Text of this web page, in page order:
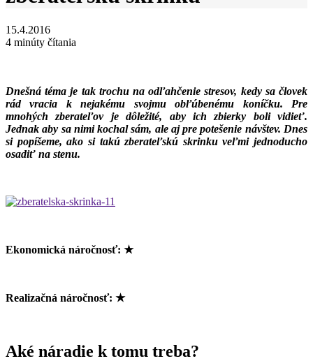
15.4.2016
4 minúty čítania
Dnešná téma je tak trochu na odľahčenie stresov, kedy sa človek
rád vracia k nejakému svojmu obľúbenému koníčku. Pre
mnohých zberateľov je dôležité, aby ich zbierky boli vidieť.
Jednak aby sa nimi kochal sám, ale aj pre potešenie návštev. Dnes
si popíšeme, ako si takú zberateľskú skrinku veľmi jednoducho
osadiť na stenu.
Ekonomická náročnosť: ★
Realizačná náročnosť: ★
Aké náradie k tomu treba?